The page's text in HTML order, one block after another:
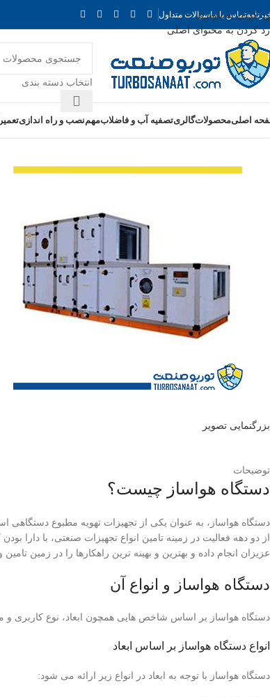
رد کردن به ناوبری
رد کردن به محتوای اصلی
تماس با ماسوالات متداول
انتخاب دسته بندی
اصلیمحصولاتگالریتصفیه آب و فاضلابمهمنصب و راه اندازی
بزرگنمایی تصویر
توضیحات
دستگاه هواساز چیست؟
دستگاه هواساز، به عنوان یکی از تجهیزات تهویه مطبوع دستگاهی
از دو دهه فعالیت در زمینه تامین انواع تجهیزات صنعتی، با دارا
عزیزان انجام داده و بهترین و بهینه ترین راهکارها را در زمین
دستگاه هواساز و انواع آن
دستگاه هواساز بر اساس شاخص هایی همچون ابعاد، نوع کاربری و
انواع دستگاه هواساز بر اساس ابعاد
دستگاه هواساز با توجه به ابعاد در انواع زیر ارائه می شود: